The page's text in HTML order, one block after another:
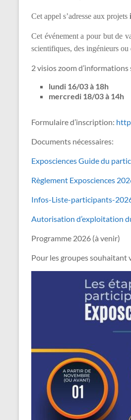
Cet appel s’adresse aux projets
Cet événement a pour but de
scientifiques, des ingénieurs ou
2 visios zoom
lundi 16/03 à 18h
mercredi 18/03 à 14h
Formulaire d’inscription:
Documents nécessaires:
Exposciences Guide du
Règlement Exposciences
Infos-Liste-participants-
Autorisation d’exploitation
Programme 2026 (à venir)
Pour les groupes souhaitant